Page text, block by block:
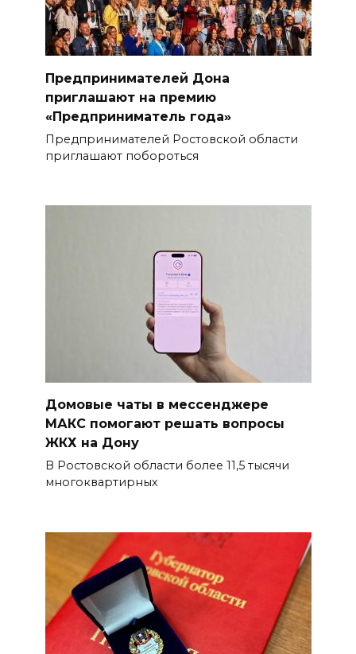
Предпринимателей Дона
приглашают на премию
«Предприниматель года»
Предпринимателей Ростовской области
приглашают побороться
Домовые чаты в мессенджере
МАКС помогают решать вопросы
ЖКХ на Дону
В Ростовской области более 11,5 тысячи
многоквартирных